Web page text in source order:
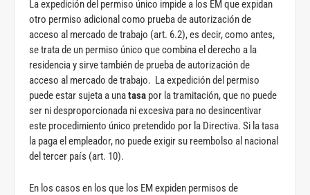
La expedición del permiso único impide a los EM que expidan
otro permiso adicional como prueba de autorización de
acceso al mercado de trabajo (art. 6.2), es decir, como antes,
se trata de un permiso único que combina el derecho a la
residencia y sirve también de prueba de autorización de
acceso al mercado de trabajo. La expedición del permiso
puede estar sujeta a unatasa por la tramitación, que no puede
ser ni desproporcionada ni excesiva para no desincentivar
este procedimiento único pretendido por la Directiva. Si la tasa
la paga el empleador, no puede exigir su reembolso al nacional
del tercer país (art. 10).
En los casos en los que los EM expiden permisos de